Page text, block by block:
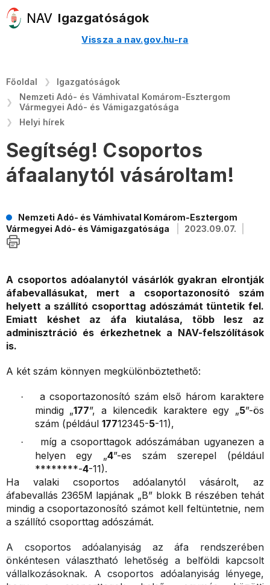
Igazgatóságok
Vissza a nav.gov.hu-ra
Főoldal
Igazgatóságok
Nemzeti Adó- és Vámhivatal Komárom-Esztergom
Vármegyei Adó- és Vámigazgatósága
Helyi hírek
Segítség! Csoportos
áfaalanytól vásároltam!
Nemzeti Adó- és Vámhivatal Komárom-Esztergom
Vármegyei Adó- és Vámigazgatósága
2023.09.07.
A csoportos adóalanytól vásárlók gyakran elrontják
áfabevallásukat, mert a csoportazonosító szám
helyett a szállító csoporttag adószámát tüntetik fel.
Emiatt késhet az áfa kiutalása, több lesz az
adminisztráció és érkezhetnek a NAV-felszólítások
is.
A két szám könnyen megkülönböztethető:
·
a csoportazonosító szám első három karaktere
mindig „177”, a kilencedik karaktere egy „5”-ös
szám (például 17712345-5-11),
·
míg a csoporttagok adószámában ugyanezen a
helyen egy „4”-es szám szerepel (például
********-4-11).
Ha valaki csoportos adóalanytól vásárolt, az
áfabevallás 2365M lapjának „B” blokk B részében tehát
mindig a csoportazonosító számot kell feltüntetnie, nem
a szállító csoporttag adószámát.
A csoportos adóalanyiság az áfa rendszerében
önkéntesen választható lehetőség a belföldi kapcsolt
vállalkozásoknak. A csoportos adóalanyiság lényege,